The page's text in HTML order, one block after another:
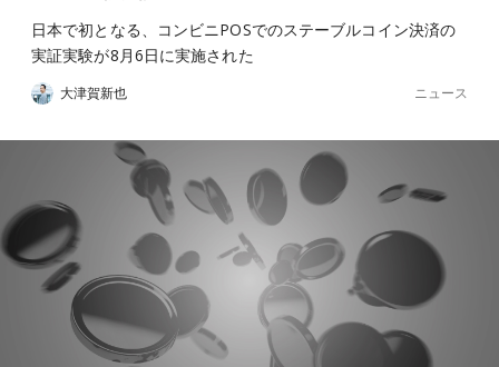
日本で初となる、コンビニPOSでのステーブルコイン決済の
実証実験が8月6日に実施された
大津賀新也 ニュース